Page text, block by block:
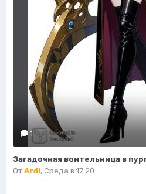
1
От Ardi, Среда в 17:20